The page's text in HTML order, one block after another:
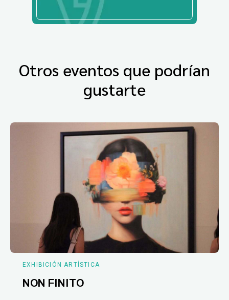
Otros eventos que podrían
gustarte
EXHIBICIÓN ARTÍSTICA
NON FINITO